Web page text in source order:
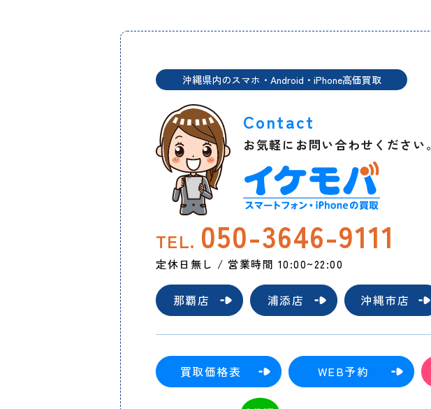
沖縄県内のスマホ・Android・iPhone高価買取
Contact
お気軽にお問い合わせください。
TEL. 050-3646-9111
定休日無し / 営業時間 10:00~22:00
那覇店 浦添店 沖縄市店
買取価格表 WEB予約